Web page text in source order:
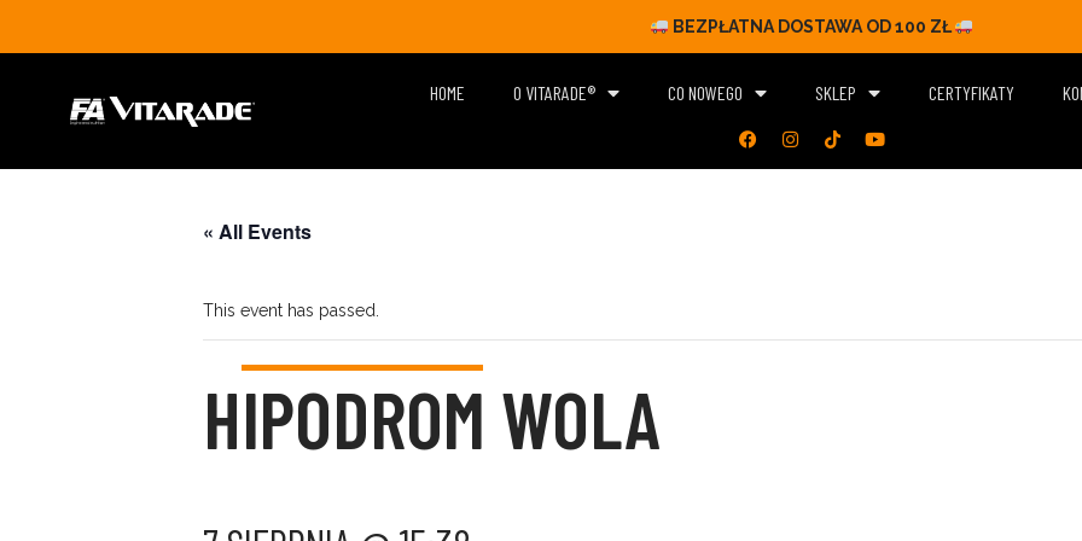
BEZPŁATNA DOSTAWA OD 100 ZŁ
HOME O VITARADE® CO NOWEGO SKLEP CERTYFIKATY
« All Events
This event has passed.
HIPODROM WOLA